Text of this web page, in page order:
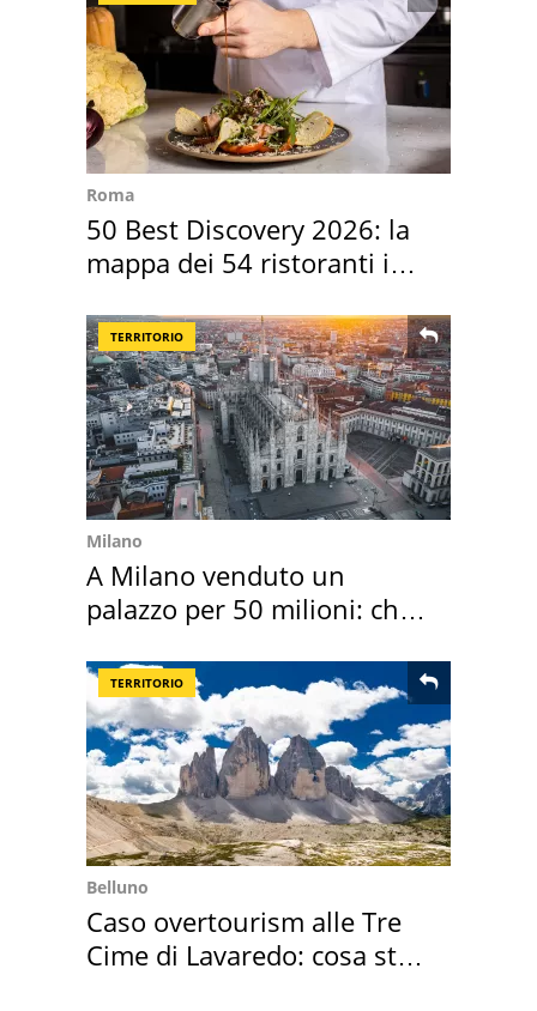
Roma
50 Best Discovery 2026: la
mappa dei 54 ristoranti in
TERRITORIO
Milano
A Milano venduto un
palazzo per 50 milioni: chi
TERRITORIO
Belluno
Caso overtourism alle Tre
Cime di Lavaredo: cosa sta